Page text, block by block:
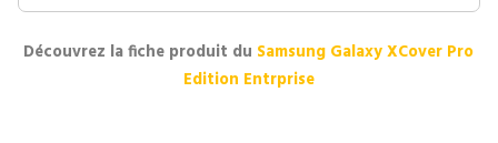
Découvrez la fiche produit du Samsung Galaxy XCover Pro
Edition Entrprise